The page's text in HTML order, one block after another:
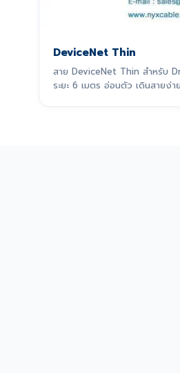
DeviceNet Thin
สาย DeviceNet Thin สำหรับ
ระยะ 6 เมตร อ่อนตัว เดินสายง่าย